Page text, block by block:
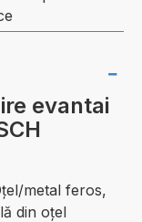
evantai
metal feros,
din oţel